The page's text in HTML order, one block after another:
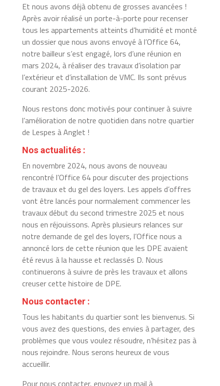
Et nous avons déjà obtenu de grosses avancées !
Après avoir réalisé un porte-à-porte pour recenser
tous les appartements atteints d’humidité et monté
un dossier que nous avons envoyé à l’Office 64,
notre bailleur s’est engagé, lors d’une réunion en
mars 2024, à réaliser des travaux d’isolation par
l’extérieur et d’installation de VMC. Ils sont prévus
courant 2025-2026.
Nous restons donc motivés pour continuer à suivre
l’amélioration de notre quotidien dans notre quartier
de Lespes à Anglet !
Nos actualités :
En novembre 2024, nous avons de nouveau
rencontré l’Office 64 pour discuter des projections
de travaux et du gel des loyers. Les appels d’offres
vont être lancés pour normalement commencer les
travaux début du second trimestre 2025 et nous
nous en réjouissons. Après plusieurs relances sur
notre demande de gel des loyers, l’Office nous a
annoncé lors de cette réunion que les DPE avaient
été revus à la hausse et reclassés D. Nous
continuerons à suivre de près les travaux et allons
creuser cette histoire de DPE.
Nous contacter :
Tous les habitants du quartier sont les bienvenus. Si
vous avez des questions, des envies à partager, des
problèmes que vous voulez résoudre, n’hésitez pas à
nous rejoindre. Nous serons heureux de vous
accueillir.